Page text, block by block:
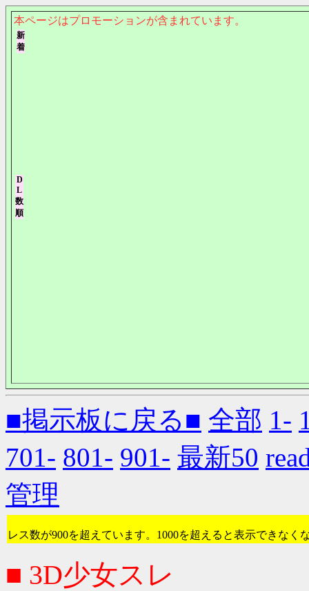
本ページはプロモーションが含まれています。
■掲示板に戻る■ 全部 1-
701- 801- 901- 最新50
管理
レス数が900を超えています。1000を超えると表示できなく
■ 3D少女スレ